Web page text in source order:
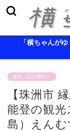
「横ちゃんが
金沢（石川県内）
【珠洲市
能登の観
島）えん